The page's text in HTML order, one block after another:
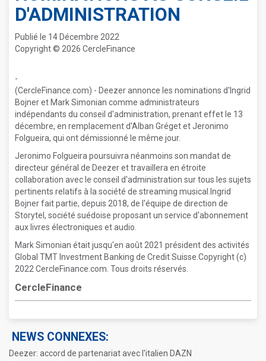
D'ADMINISTRATION
Publié le 14 Décembre 2022
Copyright © 2026 CercleFinance
-
(CercleFinance.com) - Deezer annonce les nominations d'Ingrid
Bojner et Mark Simonian comme administrateurs
indépendants du conseil d'administration, prenant effet le 13
décembre, en remplacement d'Alban Gréget et Jeronimo
Folgueira, qui ont démissionné le même jour.
Jeronimo Folgueira poursuivra néanmoins son mandat de
directeur général de Deezer et travaillera en étroite
collaboration avec le conseil d'administration sur tous les sujets
pertinents relatifs à la société de streaming musical.Ingrid
Bojner fait partie, depuis 2018, de l'équipe de direction de
Storytel, société suédoise proposant un service d'abonnement
aux livres électroniques et audio.
Mark Simonian était jusqu'en août 2021 président des activités
Global TMT Investment Banking de Credit Suisse.Copyright (c)
2022 CercleFinance.com. Tous droits réservés.
CercleFinance
NEWS CONNEXES:
Deezer: accord de partenariat avec l'italien DAZN